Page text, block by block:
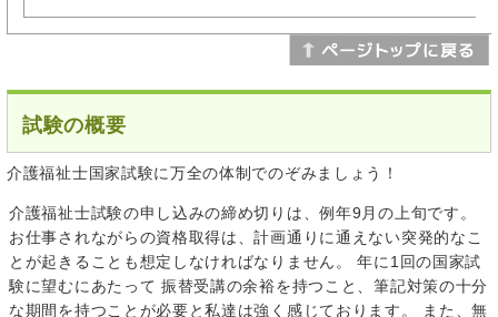
試験の概要
介護福祉士国家試験に万全の体制でのぞみましょう！
介護福祉士試験の申し込みの締め切りは、例年9月の上旬です。
お仕事されながらの資格取得は、計画通りに通えない突発的なこ
とが起きることも想定しなければなりません。 年に1回の国家試
験に望むにあたって 振替受講の余裕を持つこと、筆記対策の十分
な期間を持つことが必要と私達は強く感じております。 また、無